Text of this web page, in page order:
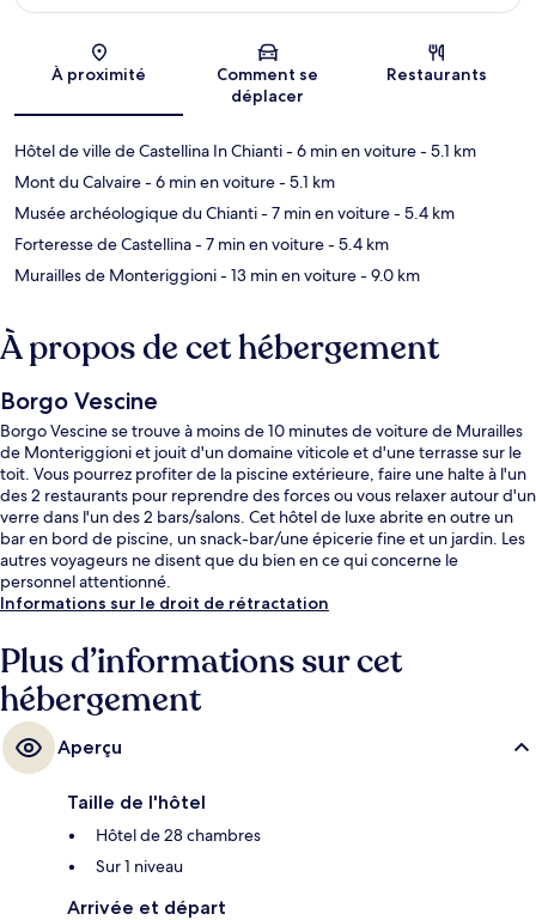
Carte
À proximité
Comment se
déplacer
Restaurants
Hôtel de ville de Castellina In Chianti- 6 min en voiture- 5.1 km
Mont du Calvaire- 6 min en voiture- 5.1 km
Musée archéologique du Chianti- 7 min en voiture- 5.4 km
Forteresse de Castellina- 7 min en voiture- 5.4 km
Murailles de Monteriggioni- 13 min en voiture- 9.0 km
À propos de cet hébergement
Borgo Vescine
Borgo Vescine se trouve à moins de 10 minutes de voiture de Murailles
de Monteriggioni et jouit d'un domaine viticole et d'une terrasse sur le
toit. Vous pourrez profiter de la piscine extérieure, faire une halte à l'un
des 2 restaurants pour reprendre des forces ou vous relaxer autour d'un
verre dans l'un des 2 bars/salons. Cet hôtel de luxe abrite en outre un
bar en bord de piscine, un snack-bar/une épicerie fine et un jardin. Les
autres voyageurs ne disent que du bien en ce qui concerne le
personnel attentionné.
Informations sur le droit de rétractation
Plus d’informations sur cet
hébergement
Aperçu
Taille de l'hôtel
Hôtel de 28 chambres
Sur 1 niveau
Arrivée et départ